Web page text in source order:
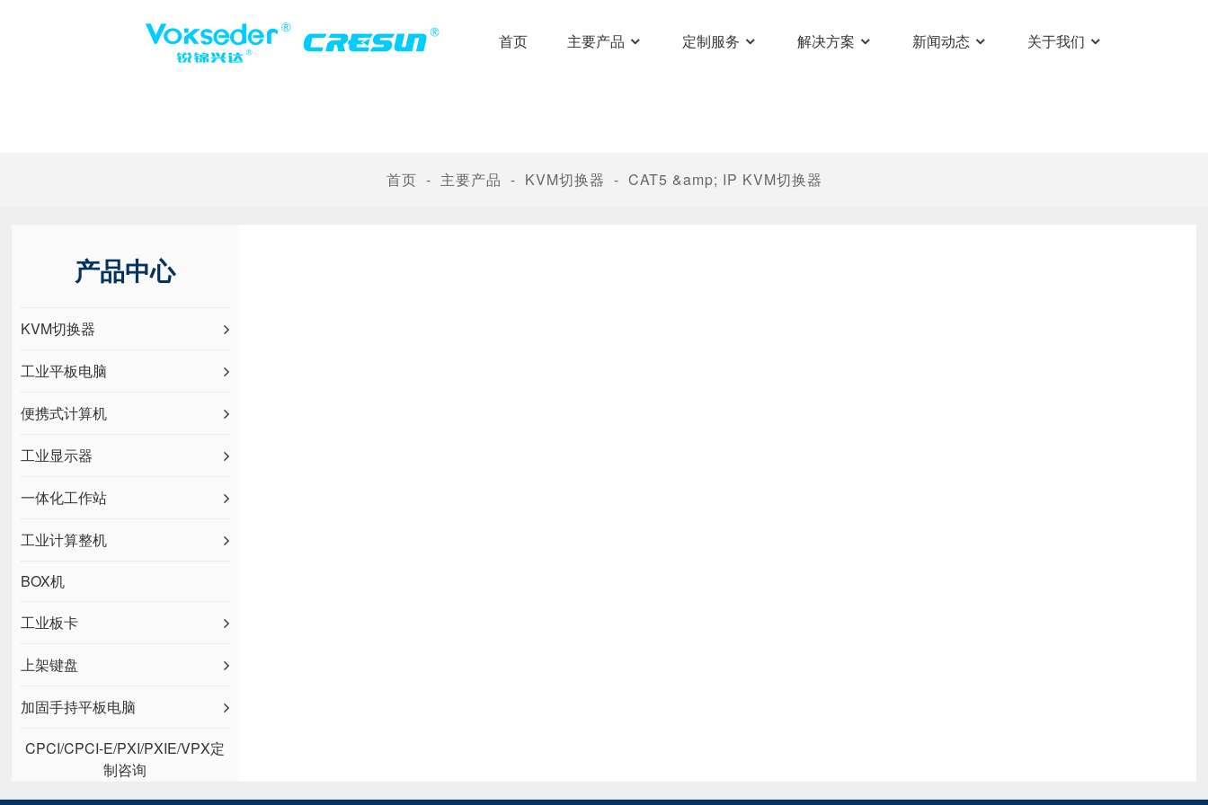
首页 主要产品 定制服务 解决方案 新闻动态 关于我们
首页 主要产品 KVM切换器 CAT5 &amp; IP KVM切换器
产品中心
KVM切换器
工业平板电脑
便携式计算机
工业显示器
一体化工作站
工业计算整机
BOX机
工业板卡
上架键盘
加固手持平板电脑
CPCI/CPCI-E/PXI/PXIE/VPX定
制咨询